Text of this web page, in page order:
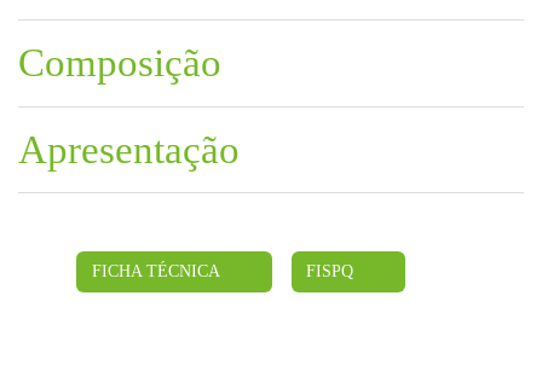
Composição
Apresentação
FICHA TÉCNICA FISPQ